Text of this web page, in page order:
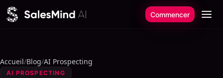
Aller au contenu
Commencer
Accueil/Blog/AI Prospecting
AI PROSPECTING